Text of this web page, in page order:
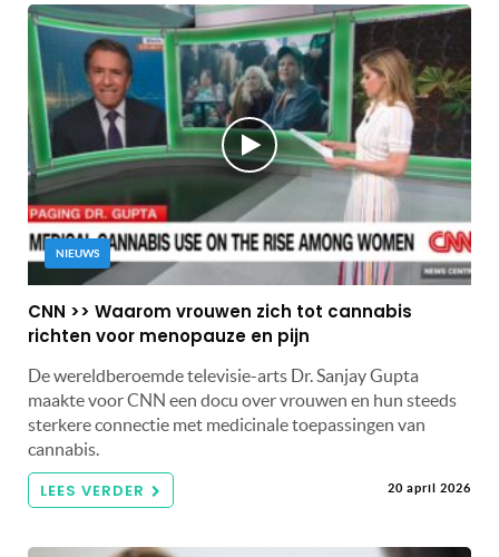
NIEUWS
CNN >> Waarom vrouwen zich tot cannabis
richten voor menopauze en pijn
De wereldberoemde televisie-arts Dr. Sanjay Gupta
maakte voor CNN een docu over vrouwen en hun steeds
sterkere connectie met medicinale toepassingen van
cannabis.
LEES VERDER 20 april 2026